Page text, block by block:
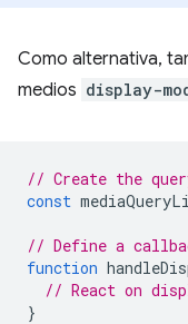
Como alternativa,
medios display-
// Create the
const
// Define a
function
// React on
}